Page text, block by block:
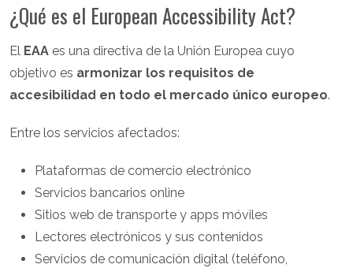
¿Qué es el European Accessibility Act?
El EAA es una directiva de la Unión Europea cuyo
objetivo es armonizar los requisitos de
accesibilidad en todo el mercado único europeo.
Entre los servicios afectados:
Plataformas de comercio electrónico
Servicios bancarios online
Sitios web de transporte y apps móviles
Lectores electrónicos y sus contenidos
Servicios de comunicación digital (teléfono,